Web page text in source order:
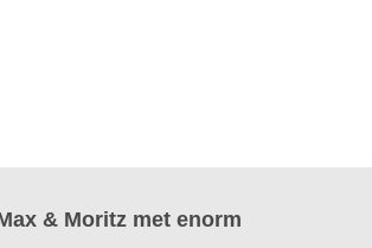
& Moritz met enorm